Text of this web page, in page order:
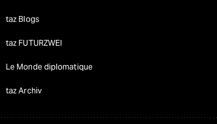
taz Blogs
taz FUTURZWEI
Le Monde diplomatique
taz Archiv